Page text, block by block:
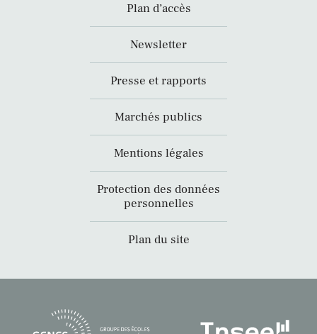
Plan d’accès
Newsletter
Presse et rapports
Marchés publics
Mentions légales
Protection des données
personnelles
Plan du site